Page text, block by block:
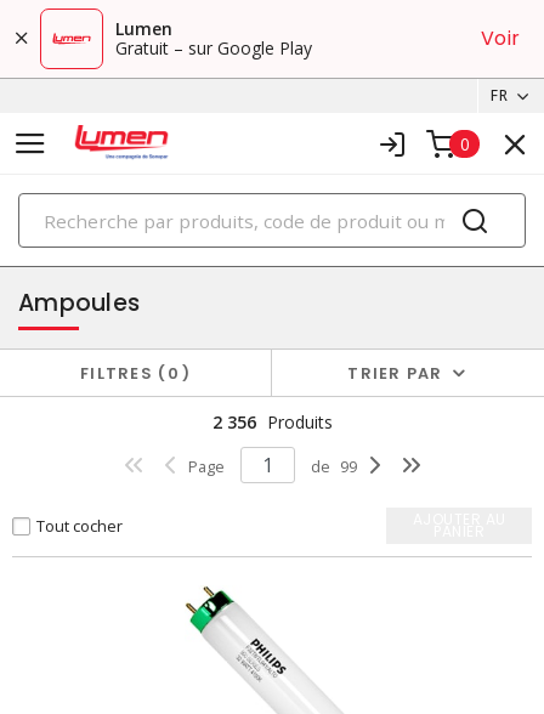
Lumen
Gratuit – sur Google Play
Voir
FR
0
PRODUITS
éclairage
Ampoules
FILTRES 0 TRIER PAR
2 356 Produits
Page de 99
Tout cocher